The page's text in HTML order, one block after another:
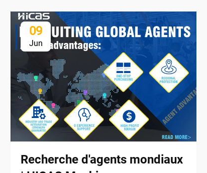
09
Jun
Recherche d'agents mondiaux